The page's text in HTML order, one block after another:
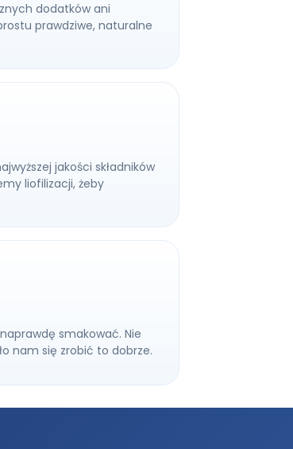
dodatków ani
prawdziwe, naturalne
jakości składników
liofilizacji, żeby
smakować. Nie
nam się zrobić to dobrze.